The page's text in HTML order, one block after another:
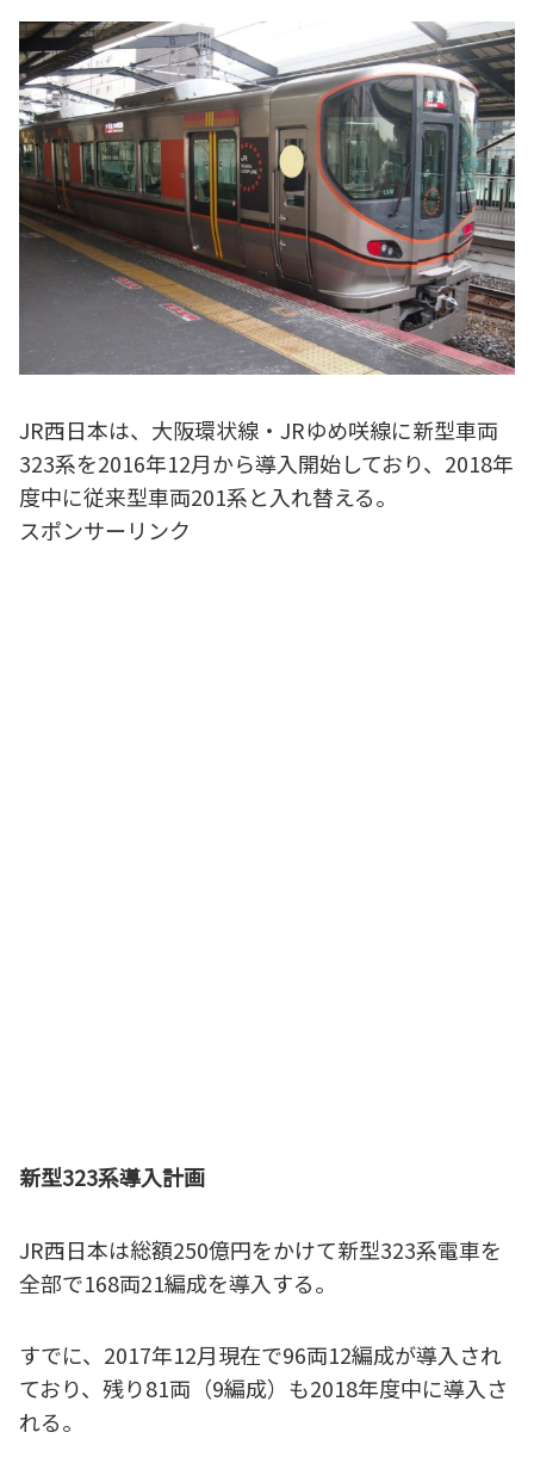
JR西日本は、大阪環状線・JRゆめ咲線に新型車両
323系を2016年12月から導入開始しており、2018年
度中に従来型車両201系と入れ替える。
スポンサーリンク
新型323系導入計画
JR西日本は総額250億円をかけて新型323系電車を
全部で168両21編成を導入する。
すでに、2017年12月現在で96両12編成が導入され
ており、残り81両（9編成）も2018年度中に導入さ
れる。